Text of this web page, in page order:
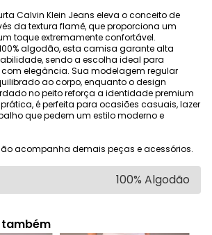
Calvin Klein Jeans eleva o conceito de
da textura flamê, que proporciona um
toque extremamente confortável.
algodão, esta camisa garante alta
sendo a escolha ideal para
elegância. Sua modelagem regular
ao corpo, enquanto o design
no peito reforça a identidade premium
é perfeita para ocasiões casuais, lazer
que pedem um estilo moderno e
acompanha demais peças e acessórios.
100% Algodão
também